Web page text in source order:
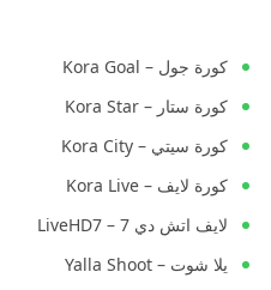
كورة جول – Kora Goal
كورة ستار – Kora Star
كورة سيتي – Kora City
كورة لايف – Kora Live
لايف اتش دي 7 – LiveHD7
يلا شوت – Yalla Shoot